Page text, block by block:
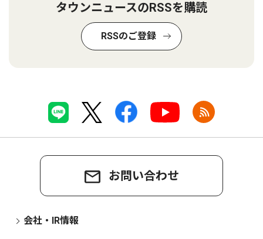
タウンニュースのRSSを購読
RSSのご登録
お問い合わせ
会社・IR情報